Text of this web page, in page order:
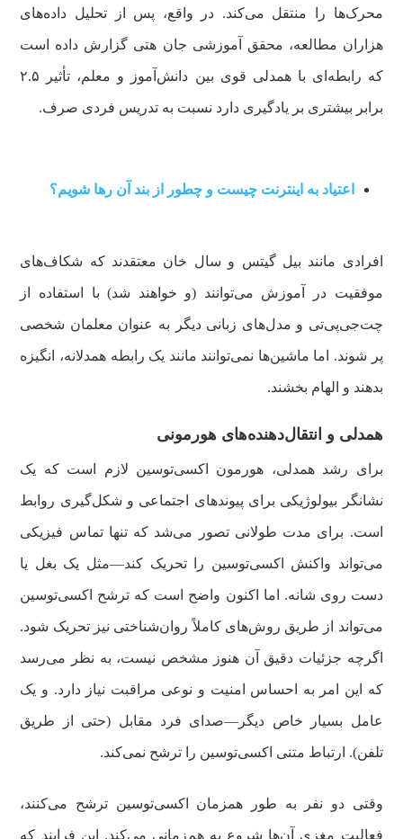
محرک‌ها را منتقل می‌کند. در واقع، پس از تحلیل داده‌های
هزاران مطالعه، محقق آموزشی جان هتی گزارش داده است
که رابطه‌ای با همدلی قوی بین دانش‌آموز و معلم، تأثیر ۲.۵
برابر بیشتری بر یادگیری دارد نسبت به تدریس فردی صرف.
اعتیاد به اینترنت چیست و چطور از بند آن رها شویم؟
افرادی مانند بیل گیتس و سال خان معتقدند که شکاف‌های
موفقیت در آموزش می‌توانند (و خواهند شد) با استفاده از
چت‌جی‌پی‌تی و مدل‌های زبانی دیگر به عنوان معلمان شخصی
پر شوند. اما ماشین‌ها نمی‌توانند مانند یک رابطه همدلانه، انگیزه
بدهند و الهام بخشند.
همدلی و انتقال‌دهنده‌های هورمونی
برای رشد همدلی، هورمون اکسی‌توسین لازم است که یک
نشانگر بیولوژیکی برای پیوندهای اجتماعی و شکل‌گیری روابط
است. برای مدت طولانی تصور می‌شد که تنها تماس فیزیکی
می‌تواند واکنش اکسی‌توسین را تحریک کند—مثل یک بغل یا
دست روی شانه. اما اکنون واضح است که ترشح اکسی‌توسین
می‌تواند از طریق روش‌های کاملاً روان‌شناختی نیز تحریک شود.
اگرچه جزئیات دقیق آن هنوز مشخص نیست، به نظر می‌رسد
که این امر به احساس امنیت و نوعی مراقبت نیاز دارد. و یک
عامل بسیار خاص دیگر—صدای فرد مقابل (حتی از طریق
تلفن). ارتباط متنی اکسی‌توسین را ترشح نمی‌کند.
وقتی دو نفر به طور همزمان اکسی‌توسین ترشح می‌کنند،
فعالیت مغزی آن‌ها شروع به هم‌زمانی می‌کند. این فرایند که